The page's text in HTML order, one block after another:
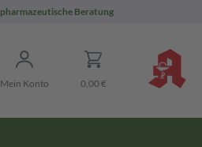
pharmazeutische Beratung
Mein Konto 0,00 €